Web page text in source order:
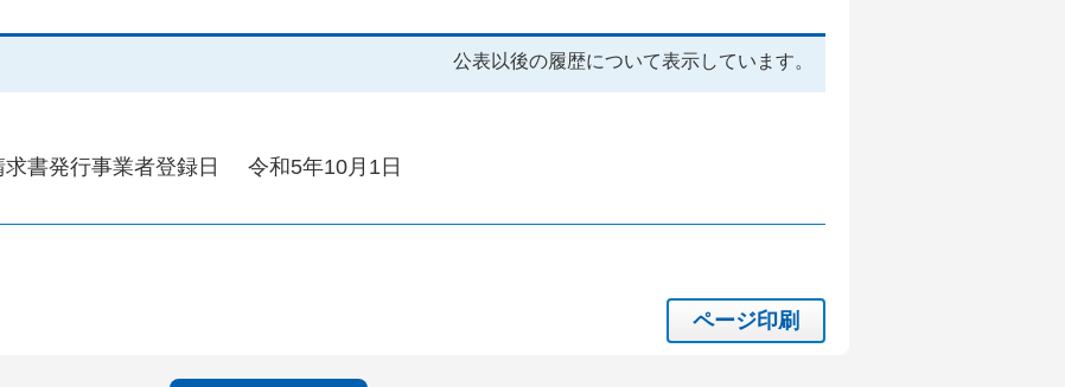
公表以後の履歴について表示しています。
書発行事業者登録日 令和5年10月1日
ページ印刷